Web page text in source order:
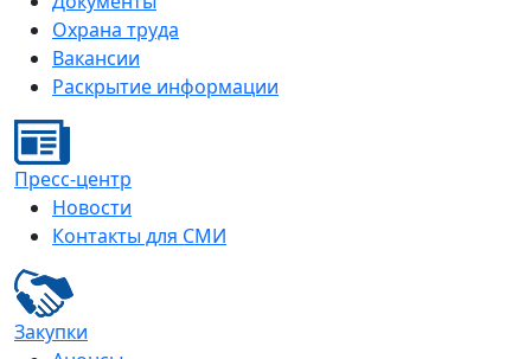
Охрана труда
Вакансии
Раскрытие информации
Пресс-центр
Новости
Контакты для СМИ
Закупки